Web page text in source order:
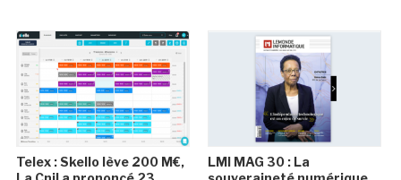
Telex : Skello lève 200 M€,
LMI MAG 30 : La